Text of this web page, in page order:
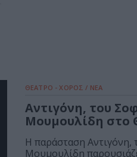
ΘΕΑΤΡΟ - ΧΟΡΟΣ / ΝΕΑ
Αντιγόνη, του
Μουμουλίδη στο
Η παράσταση
Μουμουλίδη